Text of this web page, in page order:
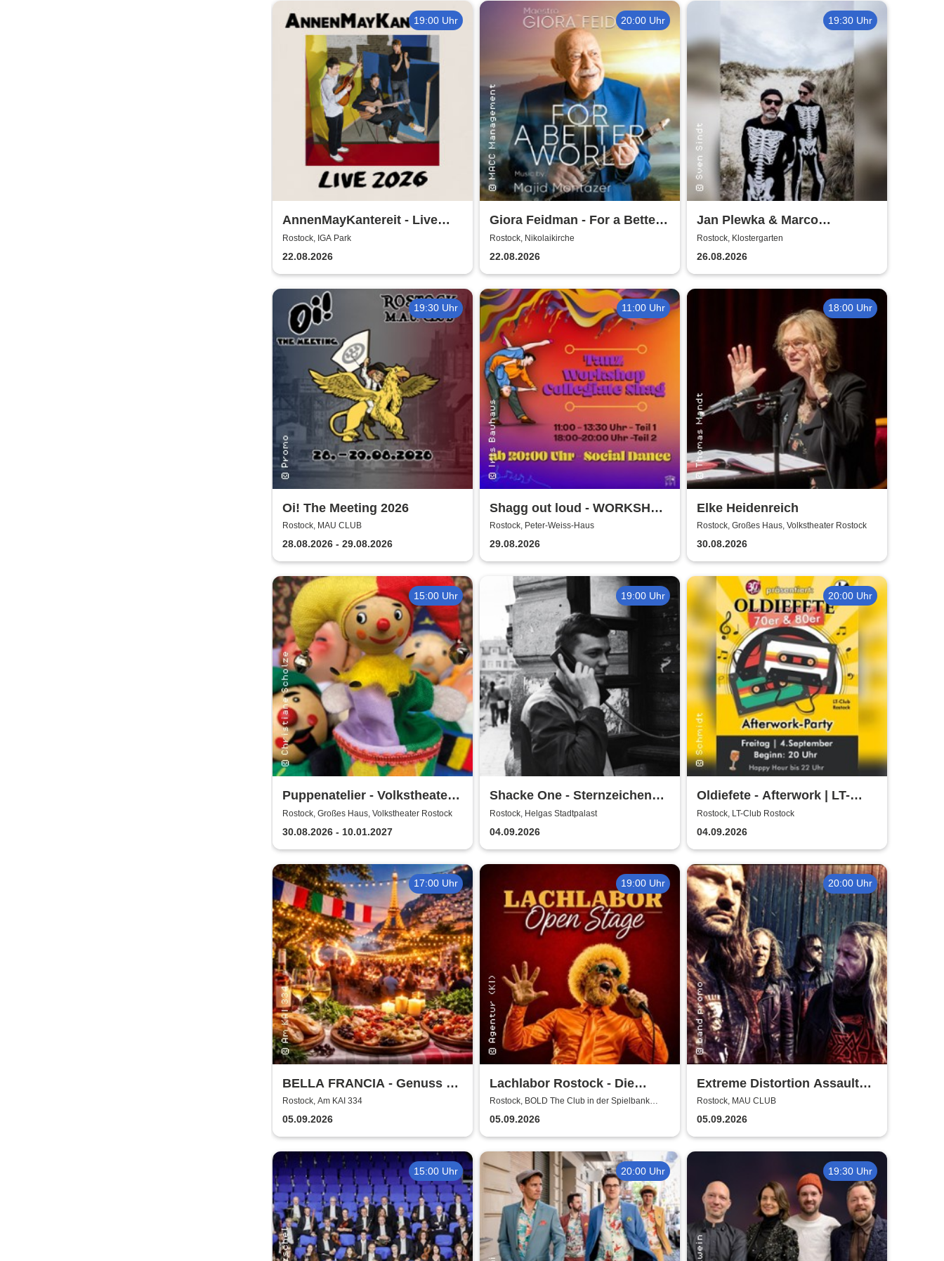
19:00 Uhr
AnnenMayKantereit - Live
2026
Rostock, IGA Park
22.08.2026
20:00 Uhr
Giora Feidman - For a Better
World
Rostock, Nikolaikirche
22.08.2026
19:30 Uhr
Jan Plewka & Marco
Schmedtje - Between the
Lights
Rostock, Klostergarten
26.08.2026
19:30 Uhr
Oi! The Meeting 2026
Rostock, MAU CLUB
28.08.2026 - 29.08.2026
11:00 Uhr
Shagg out loud - WORKSHOP
+ Social Dance | Peter Weiss
Haus Rostock
Rostock, Peter-Weiss-Haus
29.08.2026
18:00 Uhr
Elke Heidenreich
Rostock, Großes Haus, Volkstheater Rostock
30.08.2026
15:00 Uhr
Puppenatelier - Volkstheater
Rostock
Rostock, Großes Haus, Volkstheater Rostock
30.08.2026 - 10.01.2027
19:00 Uhr
Shacke One - Sternzeichen
Boss Tour
Rostock, Helgas Stadtpalast
04.09.2026
20:00 Uhr
Oldiefete - Afterwork | LT-
Club Rostock
Rostock, LT-Club Rostock
04.09.2026
17:00 Uhr
BELLA FRANCIA - Genuss &
Kultur Rostock
Rostock, Am KAI 334
05.09.2026
19:00 Uhr
Lachlabor Rostock - Die
Comedy-Testbühne im BOLD
The Club
Rostock, BOLD The Club in der Spielbank
Rostock
05.09.2026
20:00 Uhr
Extreme Distortion Assault
XV
Rostock, MAU CLUB
05.09.2026
15:00 Uhr 20:00 Uhr 19:30 Uhr